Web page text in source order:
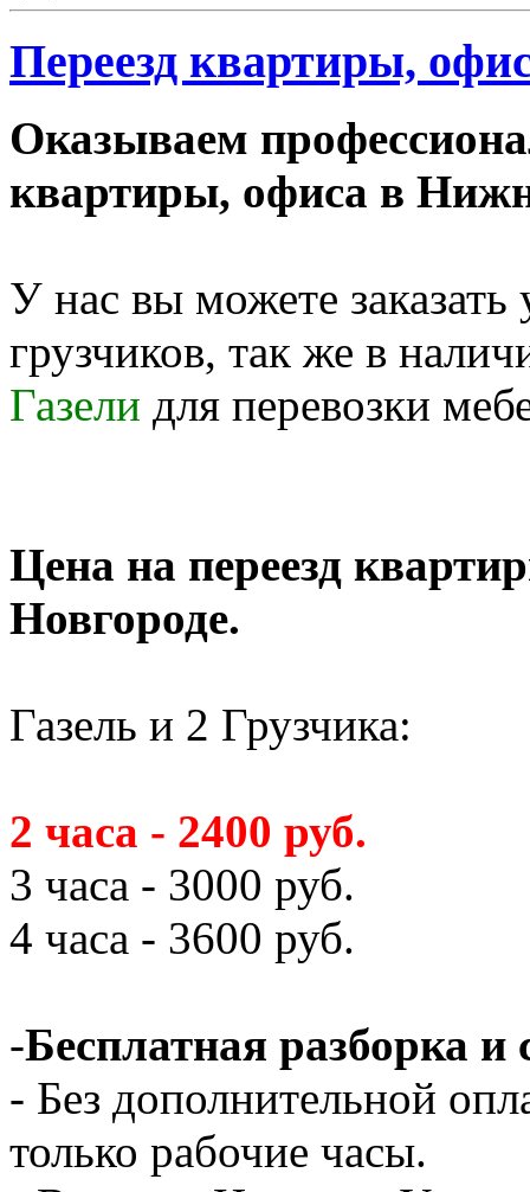
Переезд квартиры,
Оказываем
квартиры, офиса в
У нас вы можете
грузчиков, так же в
Газели для перевозки
Цена на переезд
Новгороде.
Газель и 2 Грузчика:
2 часа - 2400 руб.
3 часа - 3000 руб.
4 часа - 3600 руб.
-Бесплатная разборка и
- Без дополнительной
только рабочие часы.